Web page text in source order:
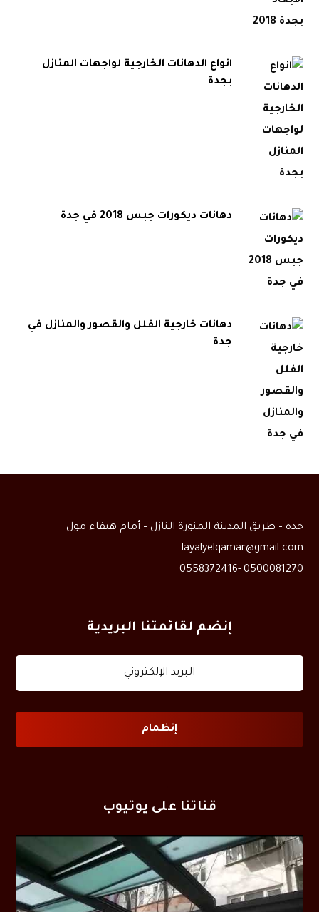
انواع الدهانات الخارجية لواجهات المنازل
بجدة
دهانات ديكورات جبس 2018 في جدة
دهانات خارجية الفلل والقصور والمنازل في
جدة
جده – طريق المدينة المنورة النازل – أمام هيفاء مول
layalyelqamar@gmail.com
0500081270 -0558372416
إنضم لقائمتنا البريدية
قناتنا على يوتيوب